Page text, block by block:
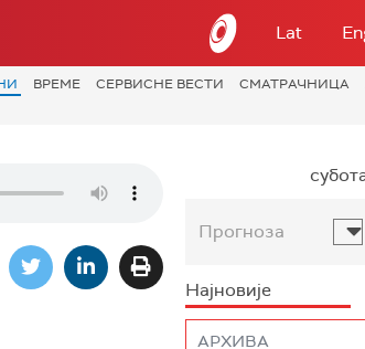
Lat
ВРЕМЕ СЕРВИСНЕ ВЕСТИ СМАТРАЧНИЦА
Прогноза
Најновије